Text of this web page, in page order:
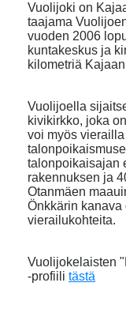
Vuolijoki on
taajama
vuoden 2006
kuntakeskus ja
kilometriä
Vuolijoella
kivikirkko, joka
voi myös
talonpoikaisajan
rakennuksen ja
Otanmäen
Önkkärin
vierailukohteita.
Vuolijokelaisten
-profiili tästä